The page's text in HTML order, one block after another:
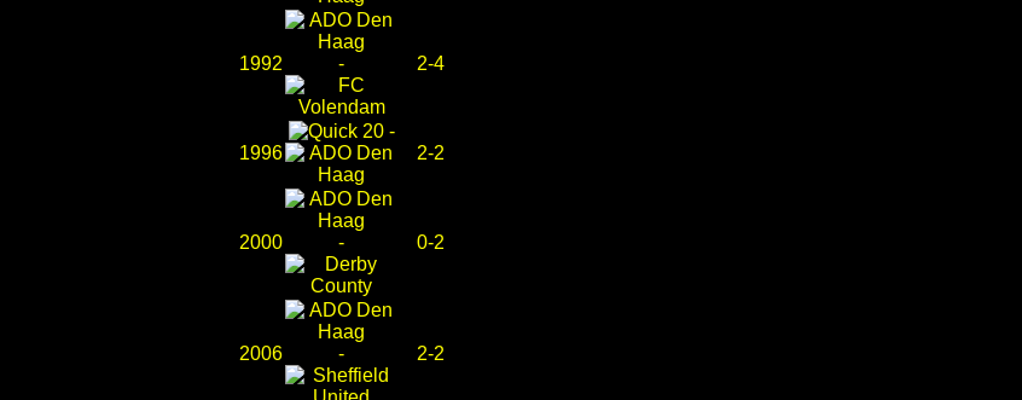
1992 - 2-4
1996
-
2-2
2000 - 0-2
2006 - 2-2